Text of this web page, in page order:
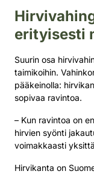
erityisesti
Suurin osa
taimikoihin.
pääkeinolla:
sopivaa ravintoa.
– Kun ravintoa on
hirvien syönti
voimakkaasti
Hirvikanta on